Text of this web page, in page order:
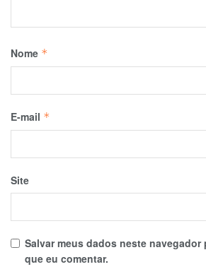
Nome *
E-mail *
Site
Salvar meus dados neste navegador
que eu comentar.